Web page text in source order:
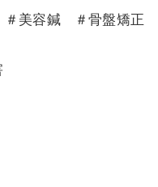
美容鍼 ＃骨盤矯正